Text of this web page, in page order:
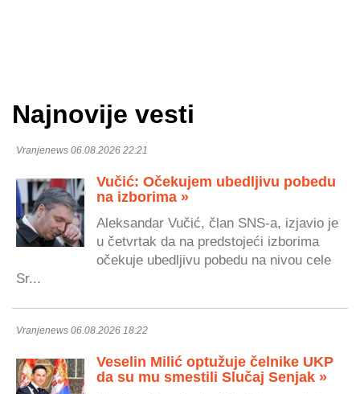
Najnovije vesti
Vranjenews 06.08.2026 22:21
Vučić: Očekujem ubedljivu pobedu
na izborima »
Aleksandar Vučić, član SNS-a, izjavio je
u četvrtak da na predstojeći izborima
očekuje ubedljivu pobedu na nivou cele
Sr...
Vranjenews 06.08.2026 18:22
Veselin Milić optužuje čelnike UKP
da su mu smestili Slučaj Senjak »